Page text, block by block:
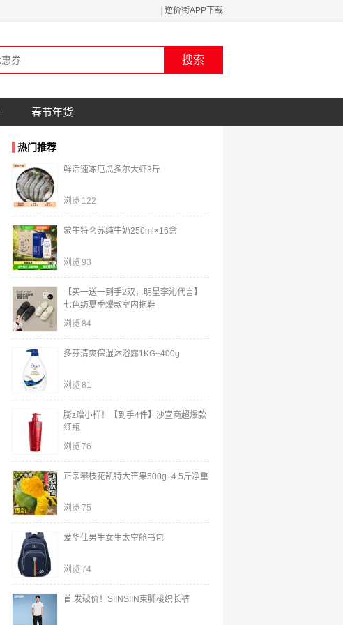
逆价街APP下载
春节年货
热门推荐
鲜活速冻厄瓜多尔大虾3斤
浏览 122
蒙牛特仑苏纯牛奶250ml×16盒
浏览 93
【买一送一到手2双，明星李沁代言】
七色纺夏季爆款室内拖鞋
浏览 84
多芬清爽保湿沐浴露1KG+400g
浏览 81
膨z赠小样！【到手4件】沙宣商超爆款
红瓶
浏览 76
正宗攀枝花凯特大芒果500g+4.5斤净重
浏览 75
爱华仕男生女生太空舱书包
浏览 74
首.发破价！SIINSIIN束脚梭织长裤